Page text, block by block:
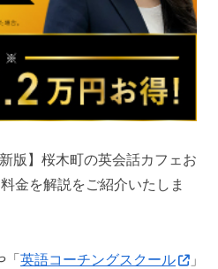
版】桜木町の英会話カフェお
金を解説をご紹介いたしま
「英語コーチングスクール
」